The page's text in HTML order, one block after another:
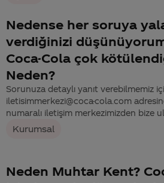
Nedense her soruya
verdiğinizi
Coca-Cola çok
Neden?
Sorunuza detaylı yanıt verebilmemiz
iletisimmerkezi@coca-cola.com
numaralı iletişim merkezimizden bize
Kurumsal
Neden Muhtar Kent?